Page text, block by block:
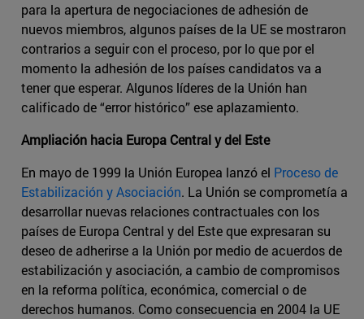
para la apertura de negociaciones de adhesión de
nuevos miembros, algunos países de la UE se mostraron
contrarios a seguir con el proceso, por lo que por el
momento la adhesión de los países candidatos va a
tener que esperar. Algunos líderes de la Unión han
calificado de “error histórico” ese aplazamiento.
Ampliación hacia Europa Central y del Este
En mayo de 1999 la Unión Europea lanzó el Proceso de
Estabilización y Asociación. La Unión se comprometía a
desarrollar nuevas relaciones contractuales con los
países de Europa Central y del Este que expresaran su
deseo de adherirse a la Unión por medio de acuerdos de
estabilización y asociación, a cambio de compromisos
en la reforma política, económica, comercial o de
derechos humanos. Como consecuencia en 2004 la UE